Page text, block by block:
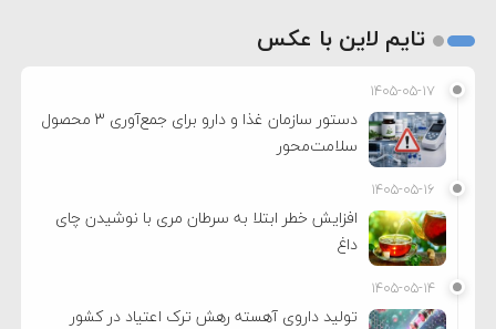
تایم لاین با عکس
۱۴۰۵-۰۵-۱۷
دستور سازمان غذا و دارو برای جمع‌آوری ۳ محصول
سلامت‌محور
۱۴۰۵-۰۵-۱۶
افزایش خطر ابتلا به سرطان مری با نوشیدن چای
داغ
۱۴۰۵-۰۵-۱۴
تولید داروی آهسته رهش ترک اعتیاد در کشور